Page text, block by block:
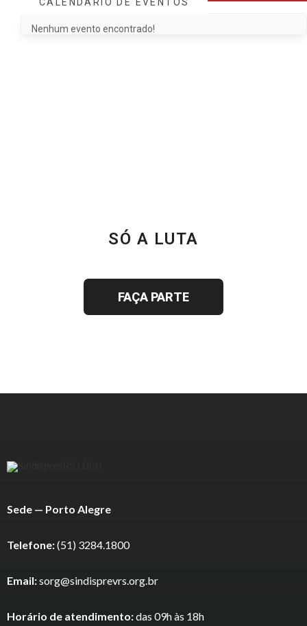
CALENDÁRIO DE EVENTOS
Nenhum evento encontrado!
SÓ A LUTA
FAÇA PARTE
Sede — Porto Alegre
Telefone:(51) 3284.1800
Email:sorg@sindisprevrs.org.br
Horário de atendimento:das 09h às 18h